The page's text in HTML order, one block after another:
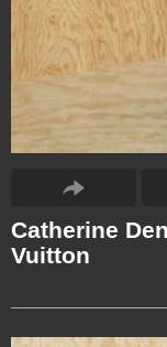
Catherine
Vuitton